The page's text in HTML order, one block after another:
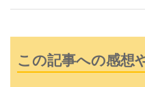
この記事への感想